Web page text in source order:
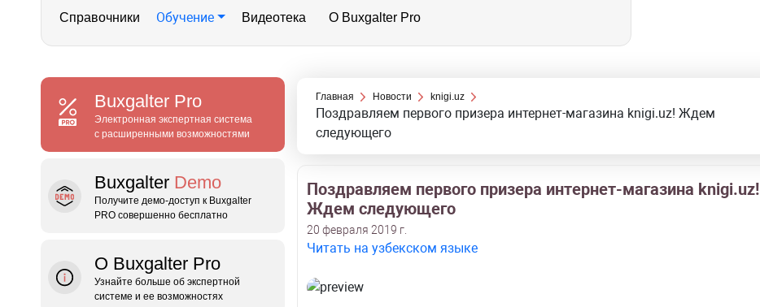
Справочники Обучение Видеотека О Buxgalter Pro
Buxgalter Pro
Электронная экспертная система
с расширенными возможностями
Buxgalter Demo
Получите демо‑доступ к Buxgalter
PRO совершенно бесплатно
О Buxgalter Pro
Узнайте больше об экспертной
системе и ее возможностях
Главная Новости knigi.uz
Поздравляем первого призера интернет-магазина knigi.uz! Ждем
следующего
Поздравляем первого призера интернет-магазина knigi.uz!
Ждем следующего
20 февраля 2019 г.
Читать на узбекском языке